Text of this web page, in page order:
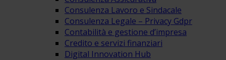
Consulenza Lavoro e Sindacale
Consulenza Legale – Privacy Gdpr
Contabilità e gestione d’impresa
Credito e servizi finanziari
Digital Innovation Hub